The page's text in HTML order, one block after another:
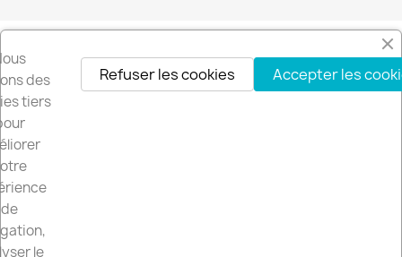
LE SITE
des
tiers
de
le
Accepter les
Refuser les cookies